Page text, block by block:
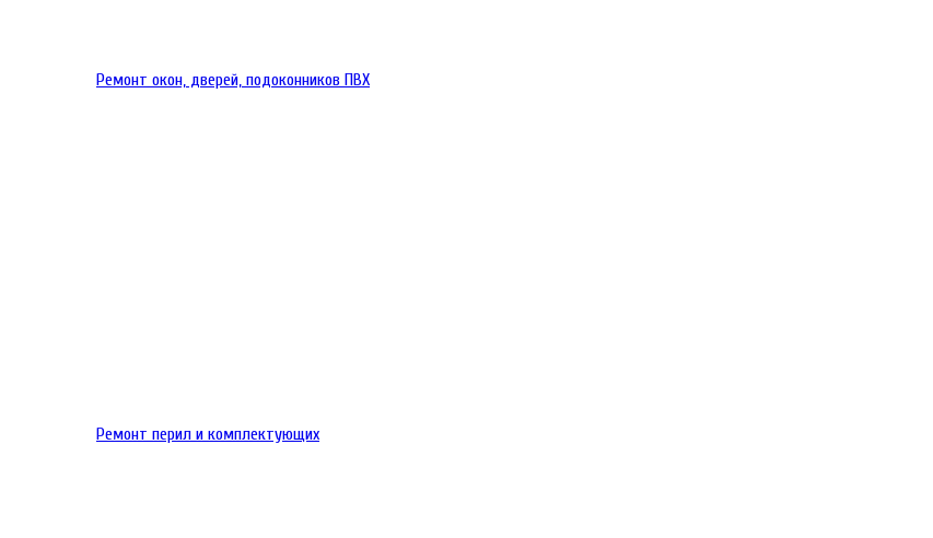
Ремонт окон, дверей, подоконников ПВХ
Ремонт перил и комплектующих